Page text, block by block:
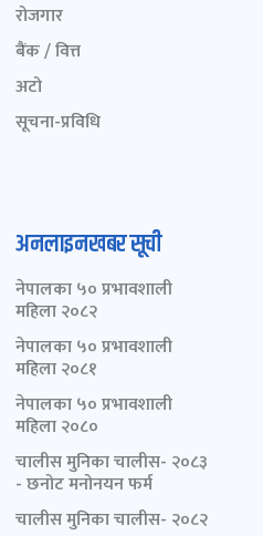
रोजगार
बैंक / वित्त
अटो
सूचना-प्रविधि
अनलाइनखबर सूची
नेपालका ५० प्रभावशाली
महिला २०८२
नेपालका ५० प्रभावशाली
महिला २०८१
नेपालका ५० प्रभावशाली
महिला २०८०
चालीस मुनिका चालीस- २०८३
- छनोट मनोनयन फर्म
चालीस मुनिका चालीस- २०८२